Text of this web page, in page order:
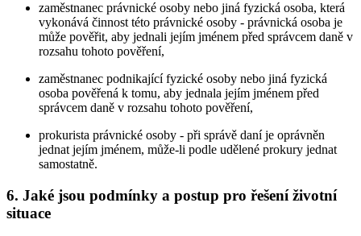
zaměstnanec právnické osoby nebo jiná fyzická osoba, která
vykonává činnost této právnické osoby - právnická osoba je
může pověřit, aby jednali jejím jménem před správcem daně v
rozsahu tohoto pověření,
zaměstnanec podnikající fyzické osoby nebo jiná fyzická
osoba pověřená k tomu, aby jednala jejím jménem před
správcem daně v rozsahu tohoto pověření,
prokurista právnické osoby - při správě daní je oprávněn
jednat jejím jménem, může-li podle udělené prokury jednat
samostatně.
6. Jaké jsou podmínky a postup pro řešení životní
situace